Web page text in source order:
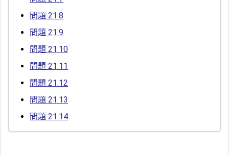
問題 21.8
問題 21.9
問題 21.10
問題 21.11
問題 21.12
問題 21.13
問題 21.14